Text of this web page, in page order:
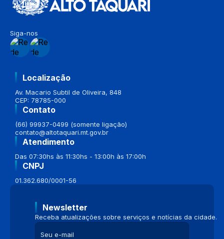
Siga-nos
Localização
Av. Macario Subtil de Oliveira, 848
CEP: 78785-000
Contato
(66) 99937-0499 (somente ligação)
contato@altotaquari.mt.gov.br
Atendimento
Das 07:30hs às 11:30hs - 13:00h às 17:00h
CNPJ
01.362.680/0001-56
Newsletter
Receba atualizações sobre serviços e notícias da cidade.